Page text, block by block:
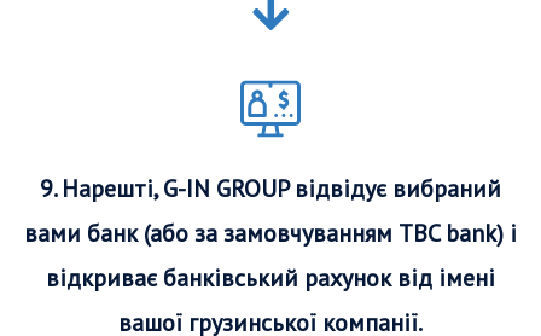
9. Нарешті, G-IN GROUP відвідує вибраний
вами банк (або за замовчуванням TBC bank) і
відкриває банківський рахунок від імені
вашої грузинської компанії.